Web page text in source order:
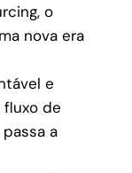
o
nova era
e
de
a